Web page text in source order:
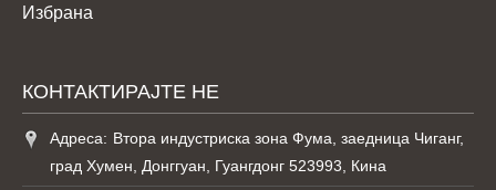
Избрана
КОНТАКТИРАЈТЕ НЕ
Адреса: Втора индустриска зона Фума, заедница Чиганг,
град Хумен, Донггуан, Гуангдонг 523993, Кина